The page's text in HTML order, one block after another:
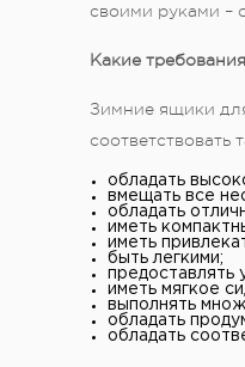
своими руками –
Какие
Зимние ящики
соответствовать
обладать
вмещать все
обладать
иметь
иметь
быть легкими;
предоставлять
иметь мягкое
выполнять
обладать
обладать